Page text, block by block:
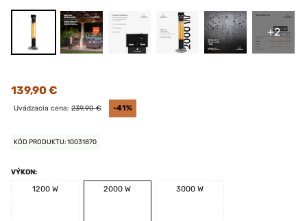
+2
139,90 €
Uvádzacia cena: 239,90 € -41%
KÓD PRODUKTU: 10031870
VÝKON:
1200 W
2000 W 3000 W